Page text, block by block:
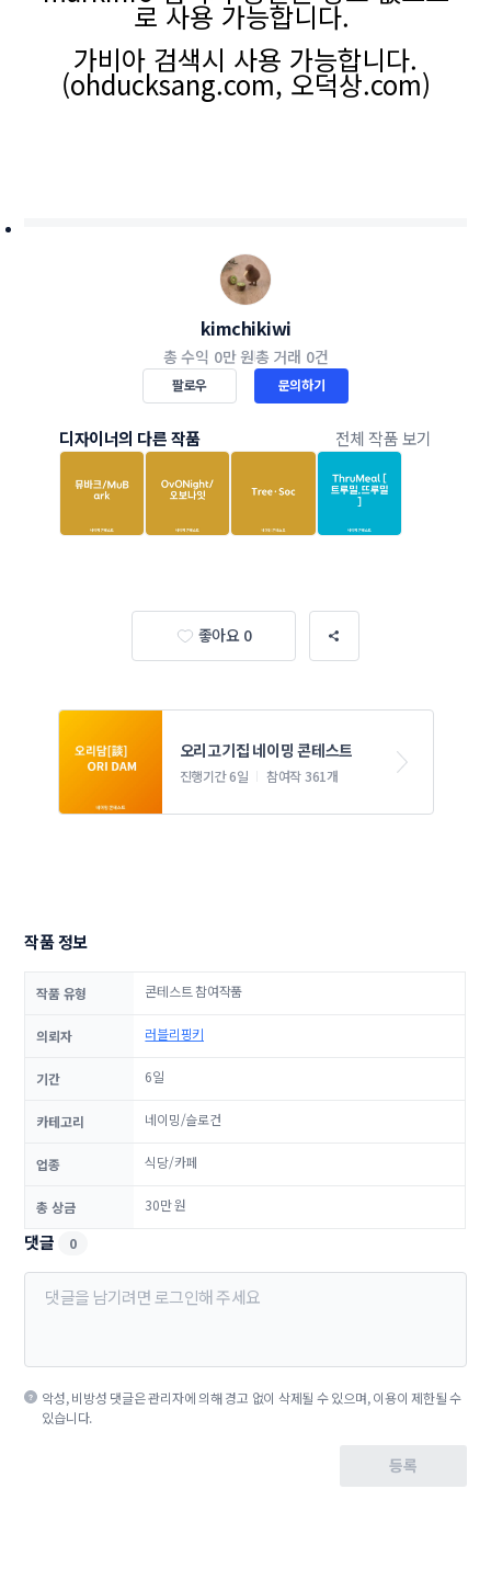
로 사용 가능합니다.
가비아 검색시 사용 가능합니다.
(ohducksang.com, 오덕상.com)
kimchikiwi
총 수익 0만 원총 거래 0건
팔로우 문의하기
디자이너의 다른 작품 전체 작품 보기
좋아요 0
오리고기집 네이밍 콘테스트
진행기간 6일 참여작 361개
작품 정보
작품 유형 콘테스트 참여작품
의뢰자 러블리핑키
기간 6일
카테고리 네이밍/슬로건
업종 식당/카페
총 상금 30만 원
댓글 0
악성, 비방성 댓글은 관리자에 의해 경고 없이 삭제될 수 있으며, 이용이 제한될 수
있습니다.
등록